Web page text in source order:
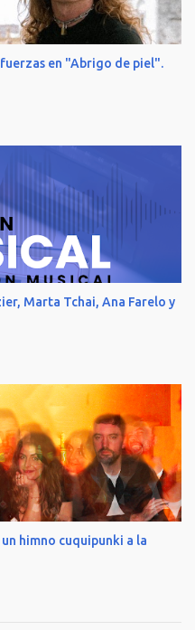
fuerzas en "Abrigo de piel".
Marta Tchai, Ana Farelo y
un himno cuquipunki a la